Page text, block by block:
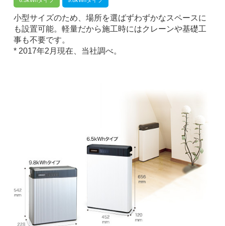
小型サイズのため、場所を選ばずわずかなスペースに
も設置可能。軽量だから施工時にはクレーンや基礎工
事も不要です。
* 2017年2月現在、当社調べ。